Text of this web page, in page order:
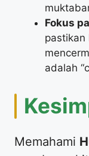
Fokus
pastikan
adalah
​Memahami